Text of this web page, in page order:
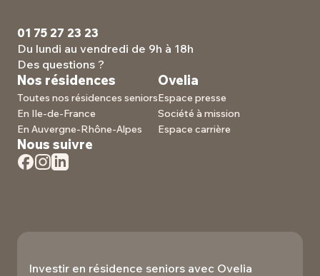
01 75 27 23 23
Du lundi au vendredi de 9h à 18h
Des questions ?
Nos résidences
Toutes nos résidences seniors
En Ile-de-France
En Auvergne-Rhône-Alpes
Ovelia
Espace presse
Société à mission
Espace carrière
Nous suivre
Investir en résidence seniors avec Ovelia